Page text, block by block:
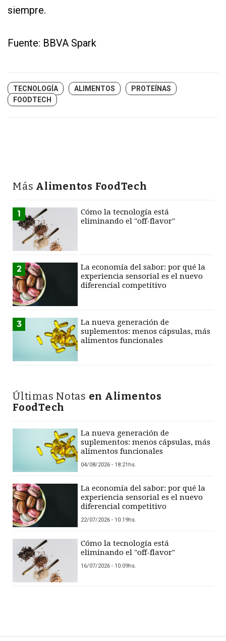
siempre.
Fuente: BBVA Spark
TECNOLOGÍA ALIMENTOS
PROTEÍNAS
FOODTECH
Más Alimentos FoodTech
1
Cómo la tecnología está
eliminando el "off-flavor"
2
La economía del sabor: por qué la
experiencia sensorial es el nuevo
diferencial competitivo
3
La nueva generación de
suplementos: menos cápsulas, más
alimentos funcionales
Últimas Notas en Alimentos
FoodTech
La nueva generación de
suplementos: menos cápsulas, más
alimentos funcionales
04/08/2026 - 18:21hs.
La economía del sabor: por qué la
experiencia sensorial es el nuevo
diferencial competitivo
22/07/2026 - 10:19hs.
Cómo la tecnología está
eliminando el "off-flavor"
16/07/2026 - 10:09hs.